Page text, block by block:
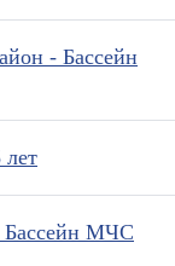
- Бассейн
Бассейн МЧС